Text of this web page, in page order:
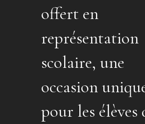
offert en
représentation
scolaire, une
occasion
pour les élèves